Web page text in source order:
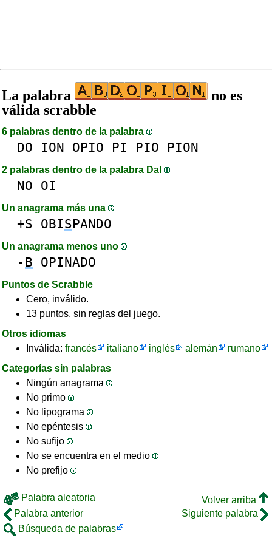
La palabra
no es
válida scrabble
6 palabras dentro de la palabra
DO ION OPIO PI PIO PION
2 palabras dentro de la palabra DaI
NO OI
Un anagrama más una
+S OBISPANDO
Un anagrama menos uno
- B OPINADO
Puntos de Scrabble
Cero, inválido.
13 puntos, sin reglas del juego.
Otros idiomas
Inválida: francés italiano inglés alemán
rumano
Categorías sin palabras
Ningún anagrama
No primo
No lipograma
No epéntesis
No sufijo
No se encuentra en el medio
No prefijo
Palabra aleatoria
Volver arriba
Palabra anterior
Siguiente palabra
Búsqueda de palabras